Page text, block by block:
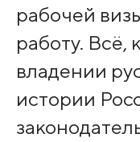
рабочей
работу. Всё,
владении
истории